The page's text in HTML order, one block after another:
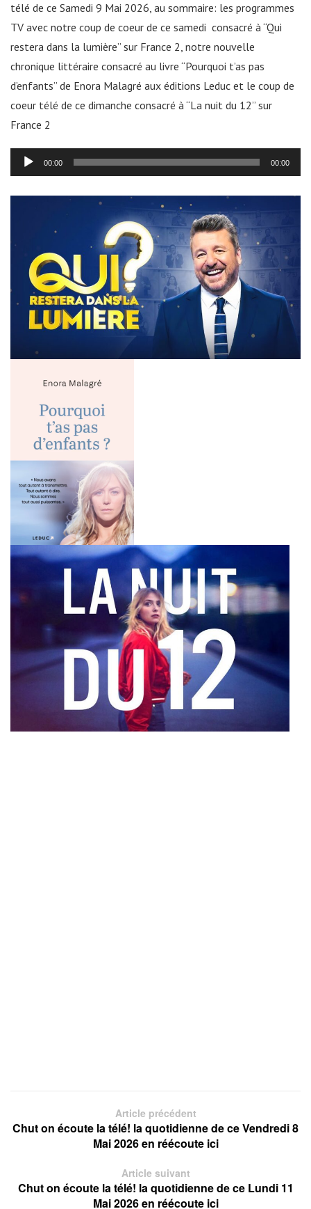
télé de ce Samedi 9 Mai 2026, au sommaire: les programmes
TV avec notre coup de coeur de ce samedi consacré à “Qui
restera dans la lumière” sur France 2, notre nouvelle
chronique littéraire consacré au livre “Pourquoi t’as pas
d’enfants” de Enora Malagré aux éditions Leduc et le coup de
coeur télé de ce dimanche consacré à “La nuit du 12” sur
France 2
Lecteur
audio
00:00 00:00
Article précédent
Chut on écoute la télé! la quotidienne de ce Vendredi 8
Mai 2026 en réécoute ici
Article suivant
Chut on écoute la télé! la quotidienne de ce Lundi 11
Mai 2026 en réécoute ici